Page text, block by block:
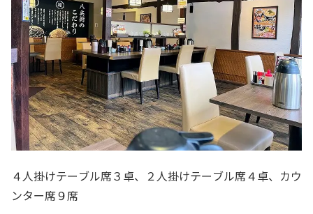
４人掛けテーブル席３卓、２人掛けテーブル席４卓、カウ
ンター席９席